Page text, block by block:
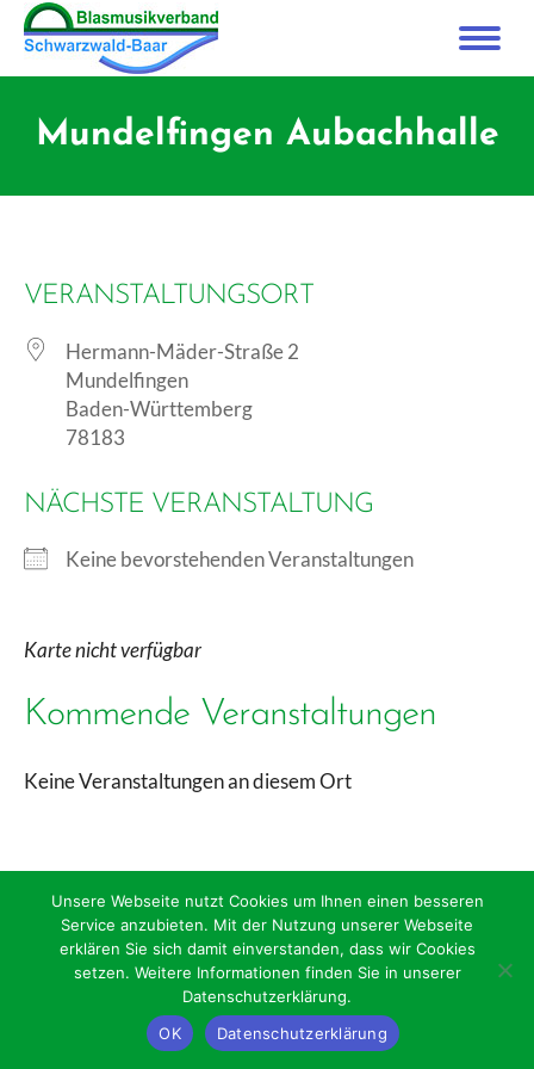
Mundelfingen Aubachhalle
VERANSTALTUNGSORT
Hermann-Mäder-Straße 2
Mundelfingen
Baden-Württemberg
78183
NÄCHSTE VERANSTALTUNG
Keine bevorstehenden Veranstaltungen
Karte nicht verfügbar
Kommende Veranstaltungen
Keine Veranstaltungen an diesem Ort
Impressum/Datenschutz
Unsere Webseite nutzt Cookies um Ihnen einen besseren
Service anzubieten. Mit der Nutzung unserer Webseite
erklären Sie sich damit einverstanden, dass wir Cookies
setzen. Weitere Informationen finden Sie in unserer
Datenschutzerklärung.
OK
Datenschutzerklärung